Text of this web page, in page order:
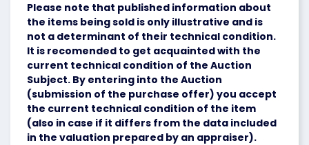
Please note that published information about
the items being sold is only illustrative and is
not a determinant of their technical condition.
It is recomended to get acquainted with the
current technical condition of the Auction
Subject. By entering into the Auction
(submission of the purchase offer) you accept
the current technical condition of the item
(also in case if it differs from the data included
in the valuation prepared by an appraiser).